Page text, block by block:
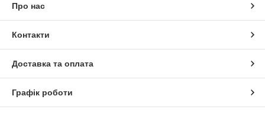
Про нас
Контакти
Доставка та оплата
Графік роботи